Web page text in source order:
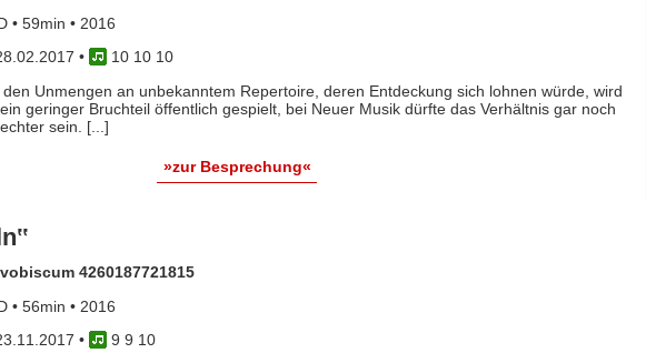
• 59min • 2016
•
10 10 10
den Unmengen an unbekanntem Repertoire, deren Entdeckung sich lohnen würde, wird
geringer Bruchteil öffentlich gespielt, bei Neuer Musik dürfte das Verhältnis gar noch
sein. [...]
»zur Besprechung«
4260187721815
• 56min • 2016
•
9 9 10